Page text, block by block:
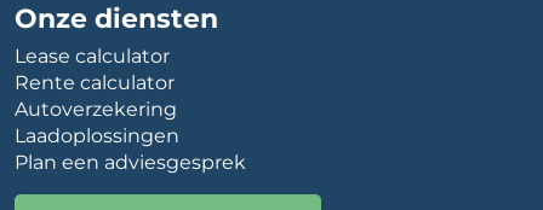
Onze diensten
Lease calculator
Rente calculator
Autoverzekering
Laadoplossingen
Plan een adviesgesprek